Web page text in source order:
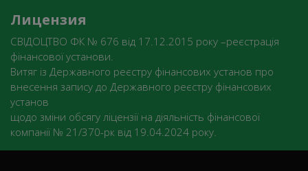
Лицензия
СВІДОЦТВО ФК № 676 від 17.12.2015 року –реєстрація
фінансової установи.
Витяг із Державного реєстру фінансових установ про
внесення запису до Державного реєстру фінансових
установ
щодо зміни обсягу ліцензії на діяльність фінансової
компанії № 21/370-рк від 19.04.2024 року.